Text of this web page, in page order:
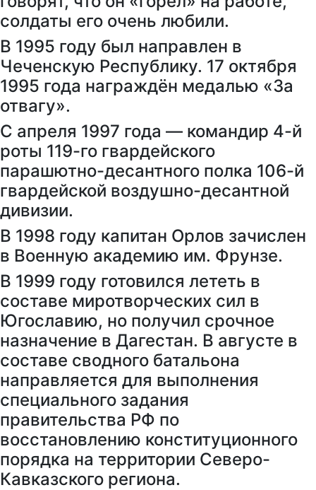
солдаты его очень любили.
В 1995 году был направлен в
Чеченскую Республику. 17 октября
1995 года награждён медалью «За
отвагу».
С апреля 1997 года — командир 4-й
роты 119-го гвардейского
парашютно-десантного полка 106-й
гвардейской воздушно-десантной
дивизии.
В 1998 году капитан Орлов зачислен
в Военную академию им. Фрунзе.
В 1999 году готовился лететь в
составе миротворческих сил в
Югославию, но получил срочное
назначение в Дагестан. В августе в
составе сводного батальона
направляется для выполнения
специального задания
правительства РФ по
восстановлению конституционного
порядка на территории Северо-
Кавказского региона.